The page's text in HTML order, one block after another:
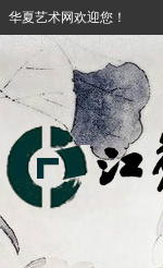
华夏艺术网欢迎您！